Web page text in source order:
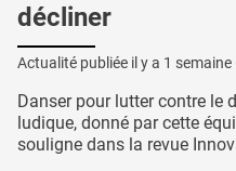
décliner
Actualité publiée il y a 1 semaine
Danser pour lutter contre le
ludique, donné par cette
souligne dans la revue